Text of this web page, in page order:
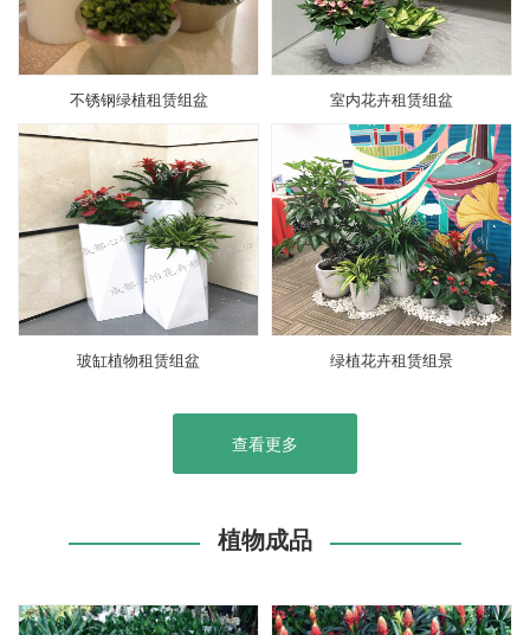
不锈钢绿植租赁组盆 室内花卉租赁组盆
玻缸植物租赁组盆 绿植花卉租赁组景
查看更多
植物成品